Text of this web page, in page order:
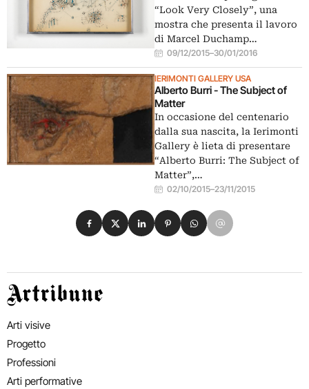
“Look Very Closely”, una
mostra che presenta il lavoro
di Marcel Duchamp…
09/12/2015–30/01/2016
IERIMONTI GALLERY USA
Alberto Burri - The Subject of
Matter
In occasione del centenario
dalla sua nascita, la Ierimonti
Gallery è lieta di presentare
“Alberto Burri: The Subject of
Matter”,…
02/10/2015–23/11/2015
Condividi su Facebook
Condividi su X
Condividi su LinkedIn
Condividi su Pinterest
Condividi su WhatsApp
Condividi su Email
Artribune
Arti visive
Progetto
Professioni
Arti performative